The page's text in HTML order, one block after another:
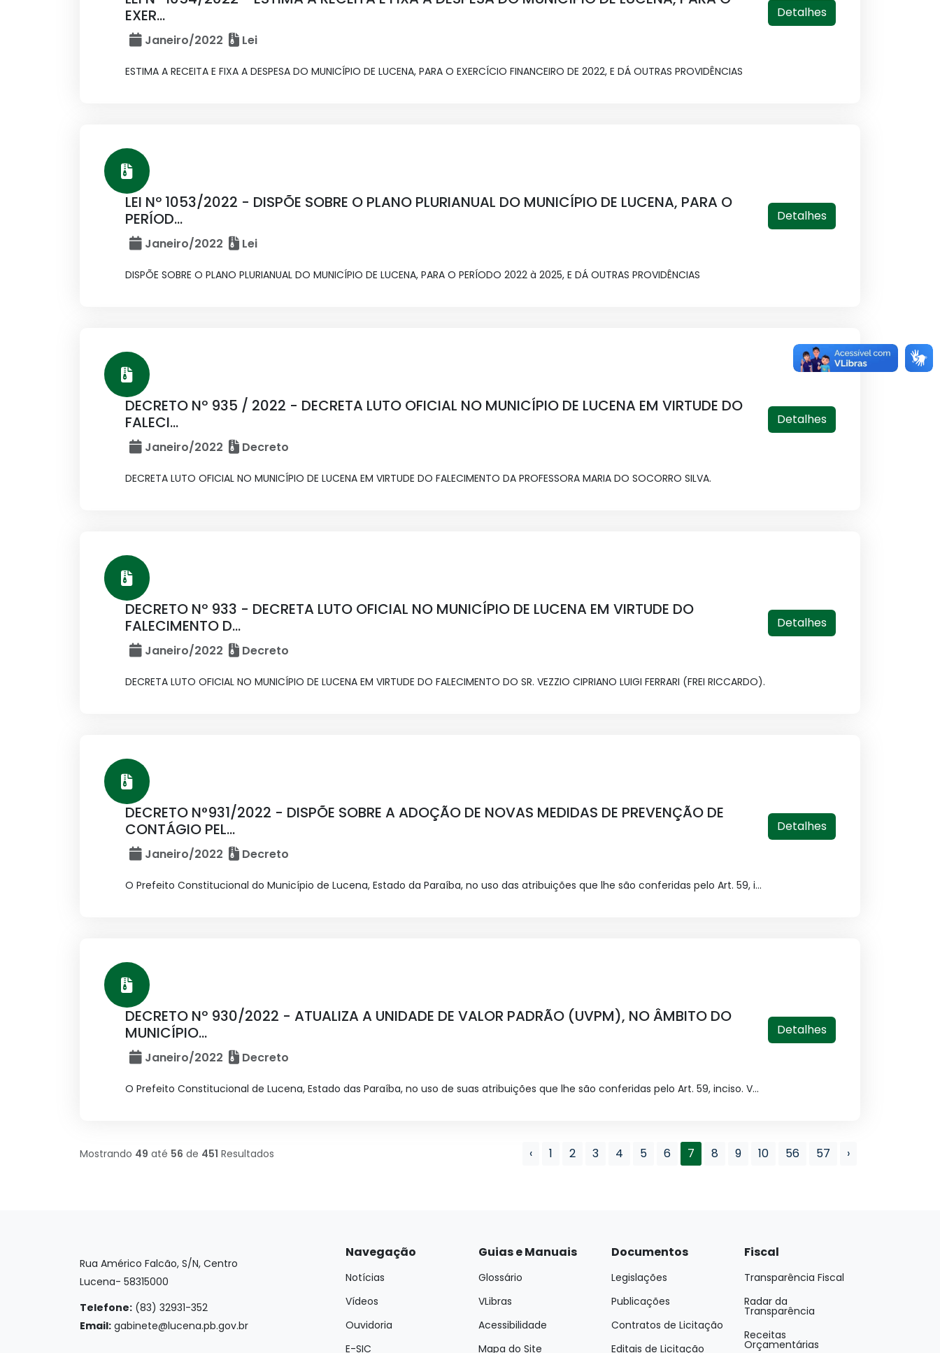
EXER...
Janeiro/2022 Lei
ESTIMA A RECEITA E FIXA A DESPESA DO MUNICÍPIO DE LUCENA, PARA O EXERCÍCIO FINANCEIRO DE 2022, E DÁ OUTRAS PROVIDÊNCIAS
Detalhes
LEI Nº 1053/2022 - DISPÕE SOBRE O PLANO PLURIANUAL DO MUNICÍPIO DE LUCENA, PARA O
PERÍOD...
Janeiro/2022 Lei
DISPÕE SOBRE O PLANO PLURIANUAL DO MUNICÍPIO DE LUCENA, PARA O PERÍODO 2022 à 2025, E DÁ OUTRAS PROVIDÊNCIAS
Detalhes
DECRETO Nº 935 / 2022 - DECRETA LUTO OFICIAL NO MUNICÍPIO DE LUCENA EM VIRTUDE DO
FALECI...
Janeiro/2022 Decreto
DECRETA LUTO OFICIAL NO MUNICÍPIO DE LUCENA EM VIRTUDE DO FALECIMENTO DA PROFESSORA MARIA DO SOCORRO SILVA.
Detalhes
DECRETO Nº 933 - DECRETA LUTO OFICIAL NO MUNICÍPIO DE LUCENA EM VIRTUDE DO
FALECIMENTO D...
Janeiro/2022 Decreto
DECRETA LUTO OFICIAL NO MUNICÍPIO DE LUCENA EM VIRTUDE DO FALECIMENTO DO SR. VEZZIO CIPRIANO LUIGI FERRARI (FREI RICCARDO).
Detalhes
DECRETO N°931/2022 - DISPÕE SOBRE A ADOÇÃO DE NOVAS MEDIDAS DE PREVENÇÃO DE
CONTÁGIO PEL...
Janeiro/2022 Decreto
O Prefeito Constitucional do Município de Lucena, Estado da Paraíba, no uso das atribuições que lhe são conferidas pelo Art. 59, i...
Detalhes
DECRETO Nº 930/2022 - ATUALIZA A UNIDADE DE VALOR PADRÃO (UVPM), NO ÂMBITO DO
MUNICÍPIO...
Janeiro/2022 Decreto
O Prefeito Constitucional de Lucena, Estado das Paraíba, no uso de suas atribuições que lhe são conferidas pelo Art. 59, inciso. V...
Detalhes
Mostrando 49 até 56 de 451 Resultados ‹ 1 2 3 4 5 6 7 8 9 10 56 57 ›
Rua Américo Falcão, S/N, Centro
Lucena- 58315000
Telefone: (83) 32931-352
Email: gabinete@lucena.pb.gov.br
Navegação
Notícias
Vídeos
Ouvidoria
E-SIC
Guias e Manuais
Glossário
VLibras
Acessibilidade
Mapa do Site
Documentos
Legislações
Publicações
Contratos de Licitação
Editais de Licitação
Fiscal
Transparência Fiscal
Radar da
Transparência
Receitas
Orçamentárias